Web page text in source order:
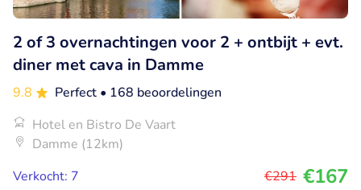
2 of 3 overnachtingen voor 2 + ontbijt + evt.
diner met cava in Damme
9.8 Perfect • 168 beoordelingen
Hotel en Bistro De Vaart
Damme (12km)
Verkocht: 7
€291 €167